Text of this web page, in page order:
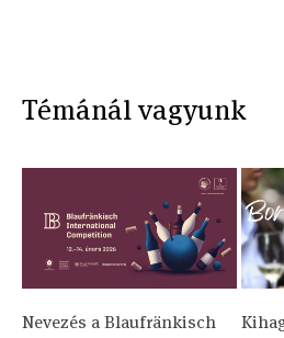
Témánál vagyunk
Nevezés a Blaufränkisch